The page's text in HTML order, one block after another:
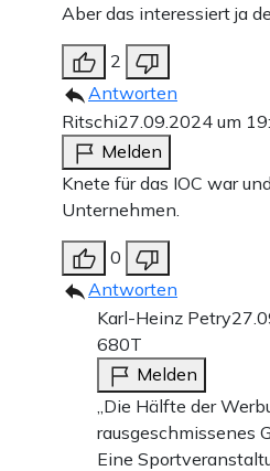
Aber das interessiert ja
2
Antworten
Ritschi27.09.2024 um
Melden
Knete für das IOC war
Unternehmen.
0
Antworten
Karl-Heinz Petry
680T
Melden
„Die Hälfte der
rausgeschmissenes
Eine